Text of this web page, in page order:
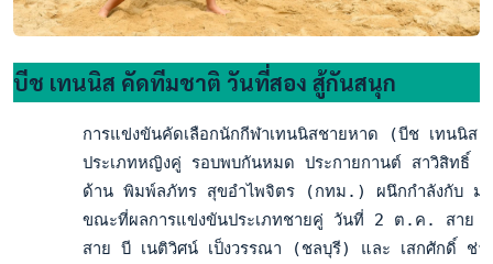
บีช เทนนิส คัดทีมชาติ วันที่สอง สู้กันสนุก
การแข่งขันคัดเลือกนักกีฬาเทนนิสชายหาด (บีช เทนนิ
ประเภทหญิงคู่ รอบพบกันหมด ประกายกานต์ สาวิสิทธิ์
ด้าน พิมพ์ลภัทร สุขอำไพจิตร (กทม.) ผนึกกำลังกับ
ขณะที่ผลการแข่งขันประเภทชายคู่ วันที่ 2 ต.ค. สาย
สาย บี เนติวิศน์ เป็งวรรณา (ชลบุรี) และ เสกศักดิ์